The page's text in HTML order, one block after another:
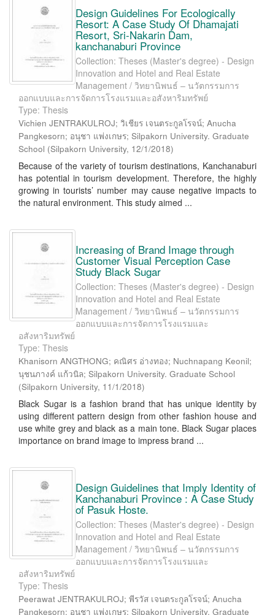
Design Guidelines For Ecologically
Resort: A Case Study Of Dhamajati
Resort, Sri-Nakarin Dam,
kanchanaburi Province
Collection: Theses (Master's degree) - Design
Innovation and Hotel and Real Estate
Management / วิทยานิพนธ์ – นวัตกรรมการ
ออกแบบและการจัดการโรงแรมและอสังหาริมทรัพย์
Type: Thesis
Vichien JENTRAKULROJ; วิเชียร เจนตระกูลโรจน์; Anucha
Pangkesorn; อนุชา แพ่งเกษร; Silpakorn University. Graduate
School (Silpakorn University, 12/1/2018)
Because of the variety of tourism destinations, Kanchanaburi
has potential in tourism development. Therefore, the highly
growing in tourists’ number may cause negative impacts to
the natural environment. This study aimed ...
Increasing of Brand Image through
Customer Visual Perception Case
Study Black Sugar
Collection: Theses (Master's degree) - Design
Innovation and Hotel and Real Estate
Management / วิทยานิพนธ์ – นวัตกรรมการ
ออกแบบและการจัดการโรงแรมและ
อสังหาริมทรัพย์
Type: Thesis
Khanisorn ANGTHONG; คณิศร อ่างทอง; Nuchnapang Keonil;
นุชนภางค์ แก้วนิล; Silpakorn University. Graduate School
(Silpakorn University, 11/1/2018)
Black Sugar is a fashion brand that has unique identity by
using different pattern design from other fashion house and
use white grey and black as a main tone. Black Sugar places
importance on brand image to impress brand ...
Design Guidelines that Imply Identity of
Kanchanaburi Province : A Case Study
of Pasuk Hoste.
Collection: Theses (Master's degree) - Design
Innovation and Hotel and Real Estate
Management / วิทยานิพนธ์ – นวัตกรรมการ
ออกแบบและการจัดการโรงแรมและ
อสังหาริมทรัพย์
Type: Thesis
Peerawat JENTRAKULROJ; พีรวัส เจนตระกูลโรจน์; Anucha
Pangkesorn; อนุชา แพ่งเกษร; Silpakorn University. Graduate